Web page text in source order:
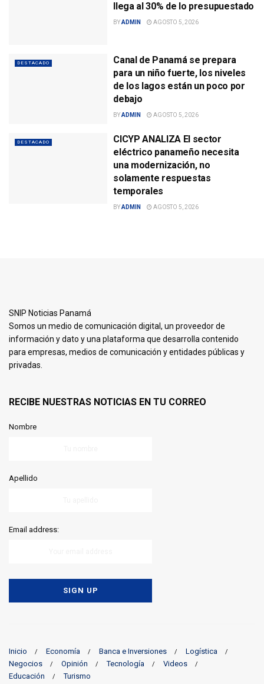
llega al 30% de lo presupuestado
BYADMIN AGOSTO 5, 2026
DESTACADO
Canal de Panamá se prepara
para un niño fuerte, los niveles
de los lagos están un poco por
debajo
BYADMIN AGOSTO 5, 2026
DESTACADO
CICYP ANALIZA El sector
eléctrico panameño necesita
una modernización, no
solamente respuestas
temporales
BYADMIN AGOSTO 5, 2026
SNIP Noticias Panamá
Somos un medio de comunicación digital, un proveedor de
información y dato y una plataforma que desarrolla contenido
para empresas, medios de comunicación y entidades públicas y
privadas.
RECIBE NUESTRAS NOTICIAS EN TU CORREO
Nombre
Apellido
Email address:
Inicio Economía Banca e Inversiones
Logística
Negocios
Opinión Tecnología
Videos
Educación
Turismo